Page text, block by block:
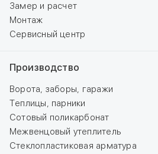
Замер и расчет
Монтаж
Сервисный центр
Производство
Ворота, заборы, гаражи
Теплицы, парники
Сотовый поликарбонат
Межвенцовый утеплитель
Стеклопластиковая арматура